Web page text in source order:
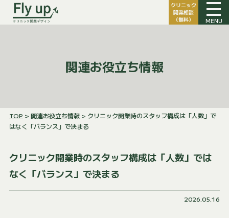
クリニック
開業相談
（無料）
MENU
関連お役立ち情報
TOP > 関連お役立ち情報> クリニック開業時のスタッフ構成は「人数」で
はなく「バランス」で決まる
クリニック開業時のスタッフ構成は「人数」では
なく「バランス」で決まる
2026.05.16